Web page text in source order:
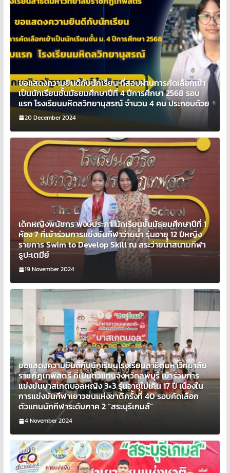
ขอแสดงความยินดีกับนักเรียน ที่สอบผ่านการคัดเลือกเข้า
เป็นนักเรียนชั้นมัธยมศึกษาปีที่ 4 ปีการศึกษา 2568 รอบ
แรก โรงเรียนมหิดลวิทยานุสรณ์ จำนวน 4 คน ประกอบด้วย
20 December 2024
เด็กหญิงพนัชกร พงษ์ประภา นักเรียนชั้นมัธยมศึกษาปีที่ 1
ห้อง 7 ที่เข้าร่วมการแข่งขันกีฬาว่ายน้ำ รุ่นอายุ 12 ปีหญิง
รายการ Swim to Develop Skill ณ สระว่ายน้ำสนามกีฬา
ธูปะเตมีย์
19 November 2024
ขอแสดงความยินดีกับนักเรียนโรงเรียนสาธิตมหาวิทยาลัย
ราชภัฏเทพสตรี ที่เป็นตัวแทนจังหวัดลพบุรี เข้าร่วมการ
แข่งขันบาสเกตบอลหญิง 3×3 รุ่นอายุไม่เกิน 17 ปี เนื่องใน
การแข่งขันกีฬาเยาวชนแห่งชาติครั้งที่ 40 รอบคัดเลือก
ตัวแทนนักกีฬาระดับภาค 2 “สระบุรีเกมส์”
4 November 2024